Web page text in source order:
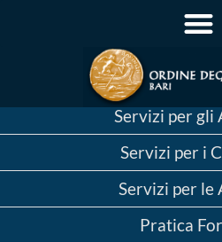
Servizi per gli
Servizi per i
Servizi per le
Pratica